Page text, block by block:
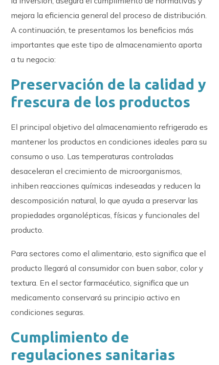
mejora la eficiencia general del proceso de distribución.
A continuación, te presentamos los beneficios más
importantes que este tipo de almacenamiento aporta
a tu negocio:
Preservación de la calidad y
frescura de los productos
El principal objetivo del almacenamiento refrigerado es
mantener los productos en condiciones ideales para su
consumo o uso. Las temperaturas controladas
desaceleran el crecimiento de microorganismos,
inhiben reacciones químicas indeseadas y reducen la
descomposición natural, lo que ayuda a preservar las
propiedades organolépticas, físicas y funcionales del
producto.
Para sectores como el alimentario, esto significa que el
producto llegará al consumidor con buen sabor, color y
textura. En el sector farmacéutico, significa que un
medicamento conservará su principio activo en
condiciones seguras.
Cumplimiento de
regulaciones sanitarias